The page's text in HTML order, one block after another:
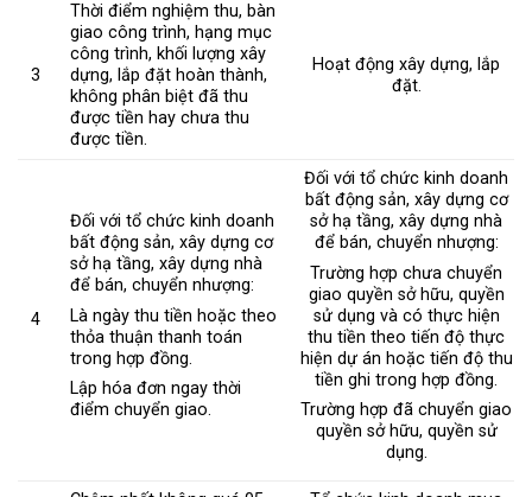
3
Thời điểm nghiệm thu, bàn
giao công trình, hạng mục
công trình, khối lượng xây
dựng, lắp đặt hoàn thành,
không phân biệt đã thu
được tiền hay chưa thu
được tiền.
Hoạt động xây dựng, lắp
đặt.
4
Đối với tổ chức kinh doanh
bất động sản, xây dựng cơ
sở hạ tầng, xây dựng nhà
để bán, chuyển nhượng:
Là ngày thu tiền hoặc theo
thỏa thuận thanh toán
trong hợp đồng.
Lập hóa đơn ngay thời
điểm chuyển giao.
Đối với tổ chức kinh doanh
bất động sản, xây dựng cơ
sở hạ tầng, xây dựng nhà
để bán, chuyển nhượng:
Trường hợp chưa chuyển
giao quyền sở hữu, quyền
sử dụng và có thực hiện
thu tiền theo tiến độ thực
hiện dự án hoặc tiến độ thu
tiền ghi trong hợp đồng.
Trường hợp đã chuyển giao
quyền sở hữu, quyền sử
dụng.